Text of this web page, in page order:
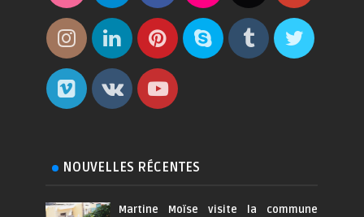
NOUVELLES RÉCENTES
Martine Moïse visite la commune